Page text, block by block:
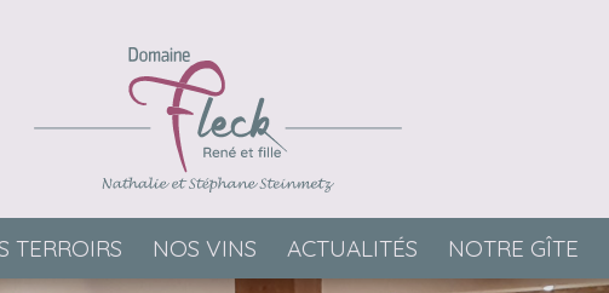
TERROIRS NOS VINS ACTUALITÉS NOTRE GÎTE